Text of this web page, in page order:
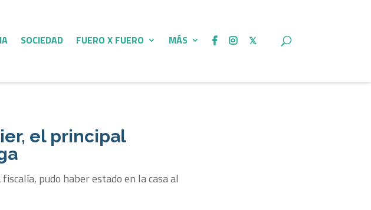
SOCIEDAD FUERO X FUERO MÁS
el principal
pudo haber estado en la casa al